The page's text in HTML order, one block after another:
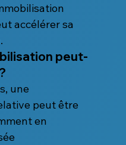
accélérer sa
peut-
une
peut être
en